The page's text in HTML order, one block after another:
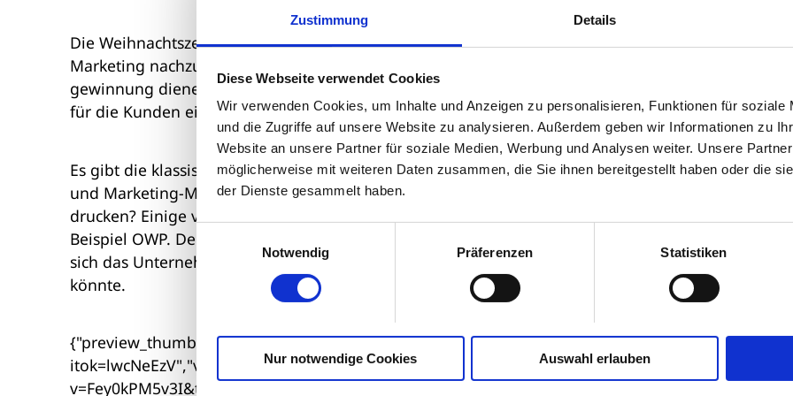
Zustimmung Details
Diese Webseite verwendet Cookies
Wir verwenden Cookies, um Inhalte und Anzeigen zu personalisieren, Funktionen für soziale
und die Zugriffe auf unsere Website zu analysieren. Außerdem geben wir Informationen zu
Website an unsere Partner für soziale Medien, Werbung und Analysen weiter. Unsere
möglicherweise mit weiteren Daten zusammen, die Sie ihnen bereitgestellt haben oder die
der Dienste gesammelt haben.
Notwendig
Präferenzen Statistiken
Nur notwendige Cookies Auswahl erlauben
Die Weihnachtszeit – für Unternehmer der richtige Zeitpunkt, über ihr christbaum-gebundenes
Marketing nachzudenken. Gut vorbereitet kann der festliche Anlass zur Kundenpflege und zur -
gewinnung dienen. Es ist aber gar nicht so einfach, sich jedes Jahr zu Weihnachten was
für die Kunden einfallen zu lassen.
Es gibt die klassische Weihnachtskarte. Allein schon beim Gedanken daran bricht bei den
und Marketing-Mitarbeitern der Schweiß aus: Was? Schon wieder belanglose Sprüche auf Papier
drucken? Einige verzichten inzwischen auf die zu Papier gewordenen Weihnachts-Floskeln. So
Beispiel OWP. Der Fassungshersteller grüßt seine Kunden zu Weihnachten per Video. Dabei
sich das Unternehmen selbst auf die Schippe. Eine lustige Truppe, der man stundenlang
könnte.
{"preview_thumbnail":"/sites/default/files/styles/video_embed_wysiwyg_preview/public/
itok=lwcNeEzV","video_url":"https://www.youtube.com/watch?
v=Fey0kPM5v3I&t=18s&index=1&list=PL2LPz0ielwQTPKc4MIKmXENCPHHPJ6vpi","settings":